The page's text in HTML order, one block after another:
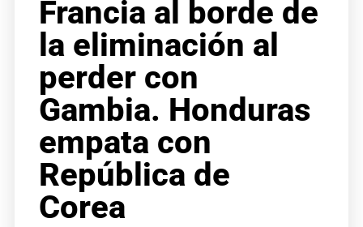
Francia al borde de
la eliminación al
perder con
Gambia. Honduras
empata con
República de
Corea